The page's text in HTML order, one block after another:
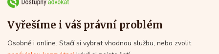
Vyřešíme i váš právní problém
Osobně i online. Stačí si vybrat vhodnou službu, nebo zvolit